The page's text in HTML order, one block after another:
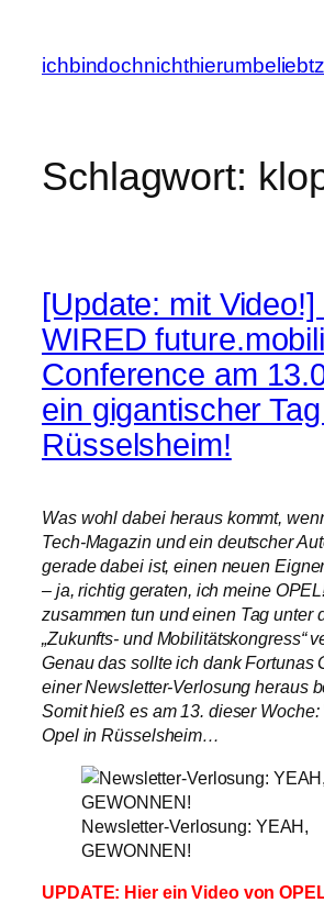
springen
Schlagwort:
[Update: mit
WIRED
Conference am
ein gigantischer
Rüsselsheim!
Was wohl dabei heraus kommt,
Tech-Magazin und ein deutscher
gerade dabei ist, einen neuen
– ja, richtig geraten, ich meine
zusammen tun und einen Tag unter
„Zukunfts- und Mobilitätskongress“
Genau das sollte ich dank Fortunas
einer Newsletter-Verlosung heraus
Somit hieß es am 13. dieser
Opel in Rüsselsheim…
Newsletter-Verlosung: YEAH,
GEWONNEN!
UPDATE: Hier ein Video von